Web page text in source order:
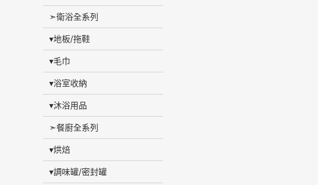
➣衛浴全系列
▾地板/拖鞋
▾毛巾
▾浴室收納
▾沐浴用品
➣餐廚全系列
▾烘焙
▾調味罐/密封罐